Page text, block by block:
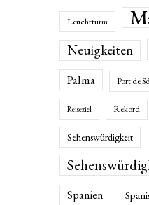
Leuchtturm
Neuigkeiten
Palma Port de
Reiseziel Rekord
Sehenswürdigkeit
Spanien